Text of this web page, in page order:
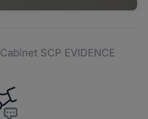
Cabinet SCP EVIDENCE